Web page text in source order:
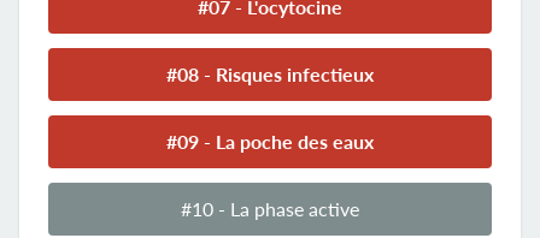
#07 - L'ocytocine
#08 - Risques infectieux
#09 - La poche des eaux
#10 - La phase active